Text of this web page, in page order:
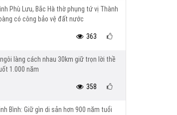
Phù Lưu, Bắc Hà thờ phụng tứ vị Thành
có công bảo vệ đất nước
363
làng cách nhau 30km giữ trọn lời thề
1.000 năm
358
Bình: Giữ gìn di sản hơn 900 năm tuổi